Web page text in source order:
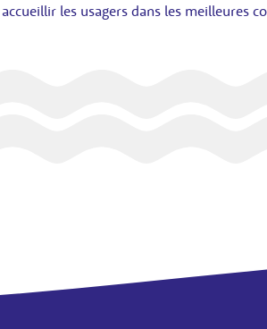
les usagers dans les meilleures